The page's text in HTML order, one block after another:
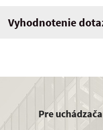
Vyhodnotenie
Pre uchádzača